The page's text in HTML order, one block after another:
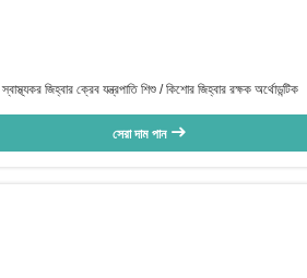
স্বাস্থ্যকর জিহ্বার ক্রেব যন্ত্রপাতি শিশু / কিশোর জিহ্বার রক্ষক অর্থোডন্টিক
সেরা দাম পান